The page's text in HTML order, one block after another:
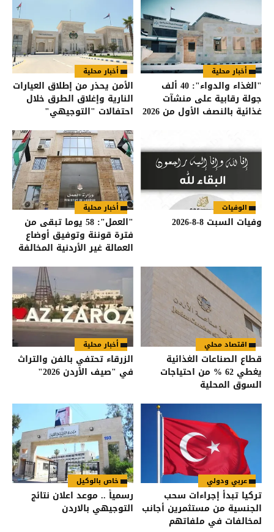
أخبار محلية
"الغذاء والدواء": 40 ألف
جولة رقابية على منشآت
غذائية بالنصف الأول من 2026
أخبار محلية
الأمن يحذر من إطلاق العيارات
النارية وإغلاق الطرق خلال
احتفالات "التوجيهي"
الوفيات
وفيات السبت 8-8-2026
أخبار محلية
"العمل": 58 يوما تبقى من
فترة قوننة وتوفيق أوضاع
العمالة غير الأردنية المخالفة
اقتصاد محلي
قطاع الصناعات الغذائية
يغطي 62 % من احتياجات
السوق المحلية
أخبار محلية
الزرقاء تحتفي بالفن والتراث
في "صيف الأردن 2026"
عربي ودولي
تركيا تبدأ إجراءات سحب
الجنسية من مستثمرين أجانب
لمخالفات في ملفاتهم
خاص بالوكيل
رسمياً .. موعد اعلان نتائج
التوجيهي بالاردن